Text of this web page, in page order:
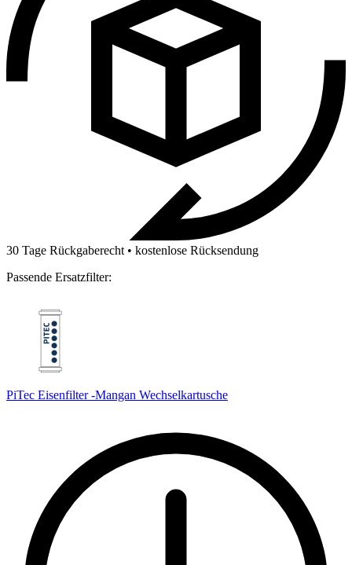
30 Tage Rückgaberecht • kostenlose Rücksendung
Passende Ersatzfilter:
PiTec Eisenfilter -Mangan Wechselkartusche